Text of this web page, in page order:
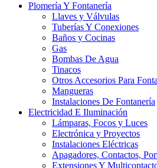
Plomería Y Fontanería
Llaves y Válvulas
Tuberías Y Conexiones
Baños y Cocinas
Gas
Bombas De Agua
Tinacos
Otros Accesorios Para
Mangueras
Instalaciones De Fontanería
Electricidad E Iluminación
Lámparas, Focos y Luces
Electrónica y Proyectos
Instalaciones Eléctricas
Apagadores, Contactos,
Extensiones Y